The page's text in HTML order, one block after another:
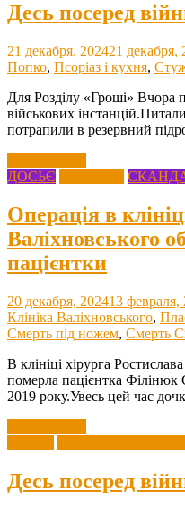
Десь посеред
21 декабря, 202421 декабря,
Попко, Псоріаз і кухня,
Для Розділу «Гроші» Вчора
військових
потрапили в резервний
ДОСЬЄ
Операція в
Валіхновського
пацієнтки
20 декабря, 202413 февраля,
Клініка Валіхновського,
Смерть під ножем, Смерть
В клініці хірурга
померла пацієнтка Філінюк
2019 року.Увесь цей час
Десь посеред